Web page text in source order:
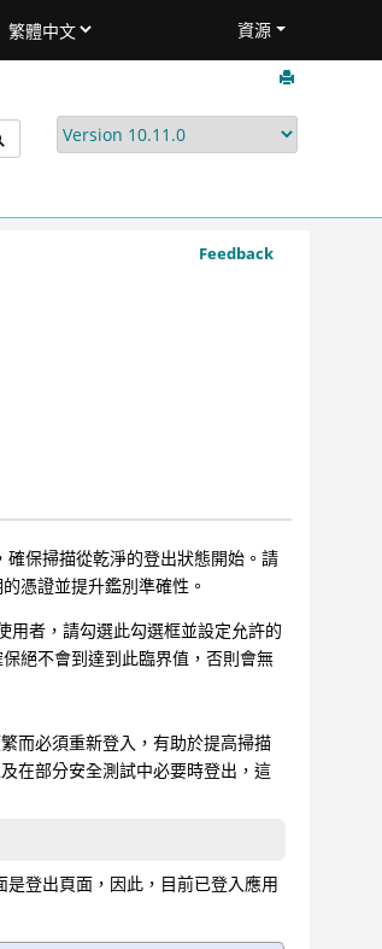
資源
Feedback
確保掃描從乾淨的登出狀態開始。請
憑證並提升鑑別準確性。
用者，請勾選此勾選框並設定允許的
絕不會到達到此臨界值，否則會無
而必須重新登入，有助於提高掃描
在部分安全測試中必要時登出，這
是登出頁面，因此，目前已登入應用